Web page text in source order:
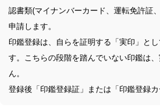
認書類(マイナンバーカード、運転免許証
申請します。
印鑑登録は、自らを証明する「実印」と
す。こちらの段階を踏んでいない印鑑は
ん。
登録後「印鑑登録証」または「印鑑登録カ